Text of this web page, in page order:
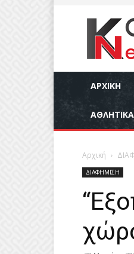
ΑΡΧΙΚΉ
ΑΘΛΗΤΙΚΆ
Αρχική
ΔΙΑΦΗΜΙΣΗ